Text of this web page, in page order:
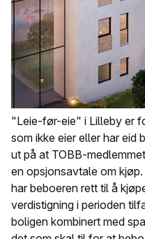
"Leie-før-eie" i Lilleby er
som ikke eier eller har
ut på at TOBB-
en opsjonsavtale om
har beboeren rett til å
verdistigning i perioden
boligen kombinert med